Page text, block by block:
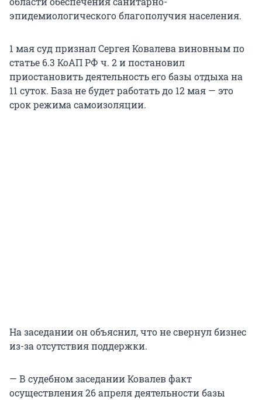
эпидемиологического благополучия населения.
1 мая суд признал Сергея Ковалева виновным по
статье 6.3 КоАП РФ ч. 2 и постановил
приостановить деятельность его базы отдыха на
11 суток. База не будет работать до 12 мая — это
срок режима самоизоляции.
На заседании он объяснил, что не свернул бизнес
из-за отсутствия поддержки.
— В судебном заседании Ковалев факт
осуществления 26 апреля деятельности базы